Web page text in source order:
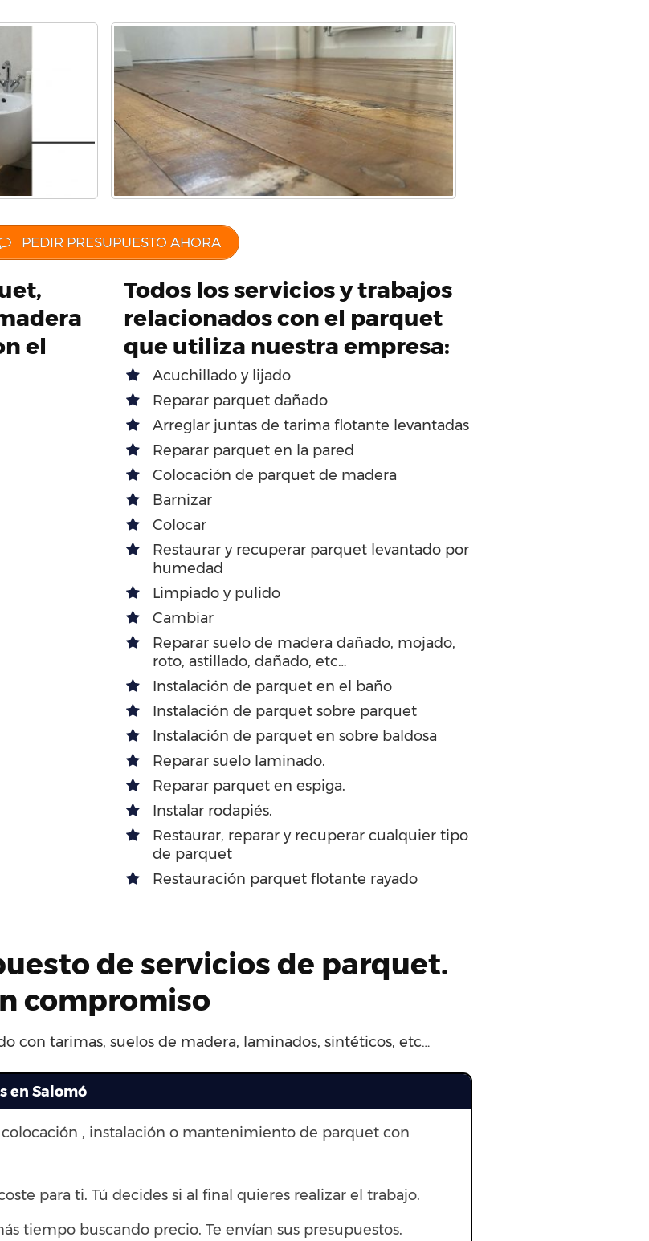
PEDIR PRESUPUESTO AHORA
el
Todos los servicios y trabajos
relacionados con el parquet
que utiliza nuestra empresa:
Acuchillado y lijado
Reparar parquet dañado
Arreglar juntas de tarima flotante levantadas
Reparar parquet en la pared
Colocación de parquet de madera
Barnizar
Colocar
Restaurar y recuperar parquet levantado por
humedad
Limpiado y pulido
Cambiar
Reparar suelo de madera dañado, mojado,
roto, astillado, dañado, etc…
Instalación de parquet en el baño
Instalación de parquet sobre parquet
Instalación de parquet en sobre baldosa
Reparar suelo laminado.
Reparar parquet en espiga.
Instalar rodapiés.
Restaurar, reparar y recuperar cualquier tipo
de parquet
Restauración parquet flotante rayado
de servicios de parquet.
compromiso
con tarimas, suelos de madera, laminados, sintéticos, etc…
en Salomó
, instalación o mantenimiento de parquet con
para ti. Tú decides si al final quieres realizar el trabajo.
tiempo buscando precio. Te envían sus presupuestos.